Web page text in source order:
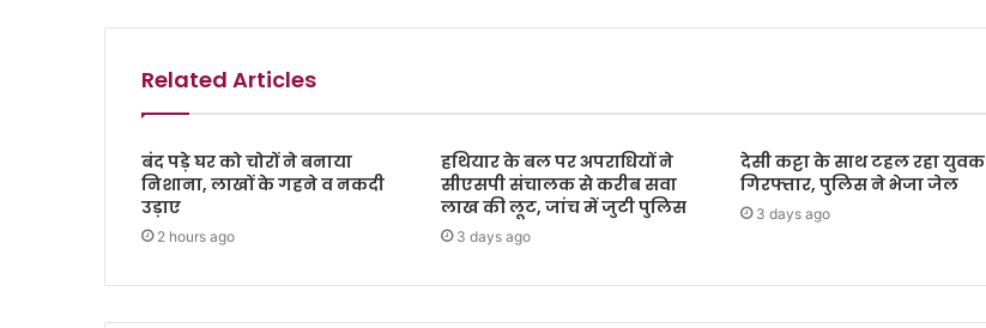
Related Articles
बंद पड़े घर को चोरों ने बनाया
निशाना, लाखों के गहने व नकदी
उड़ाए
2 hours ago
हथियार के बल पर अपराधियों ने
सीएसपी संचालक से करीब सवा
लाख की लूट, जांच में जुटी पुलिस
3 days ago
देसी कट्टा के साथ टहल रहा युवक
गिरफ्तार, पुलिस ने भेजा जेल
3 days ago